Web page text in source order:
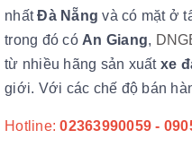
nhấtĐà Nẵngvà có mặt ở
trong đó có An Giang,
từ nhiều hãng sản xuất xe
giới. Với các chế độ bán
Hotline:02363990059 -